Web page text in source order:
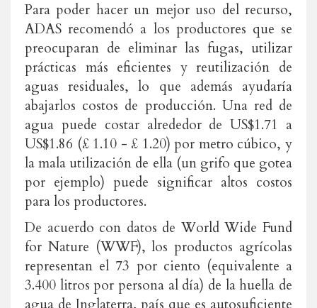
Para poder hacer un mejor uso del recurso,
ADAS recomendó a los productores que se
preocuparan de eliminar las fugas, utilizar
prácticas más eficientes y reutilización de
aguas residuales, lo que además ayudaría
abajarlos costos de producción. Una red de
agua puede costar alrededor de US$1.71 a
US$1.86 (£ 1.10 - £ 1.20) por metro cúbico, y
la mala utilización de ella (un grifo que gotea
por ejemplo) puede significar altos costos
para los productores.
De acuerdo con datos de World Wide Fund
for Nature (WWF), los productos agrícolas
representan el 73 por ciento (equivalente a
3.400 litros por persona al día) de la huella de